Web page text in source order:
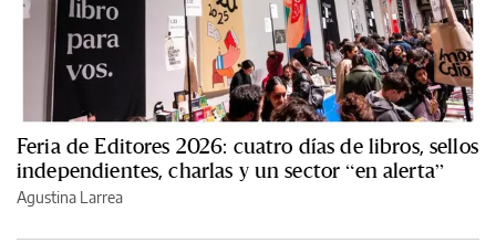
Feria de Editores 2026: cuatro días de libros, sellos
independientes, charlas y un sector “en alerta”
Agustina Larrea